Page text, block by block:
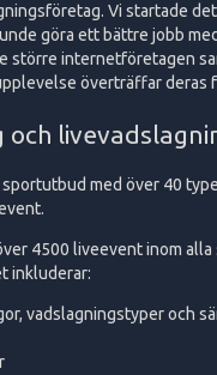
Vi startade
göra ett bättre jobb
större internetföretagen
överträffar deras
och
med över 40
4500 liveevent inom alla
inkluderar:
vadslagningstyper och